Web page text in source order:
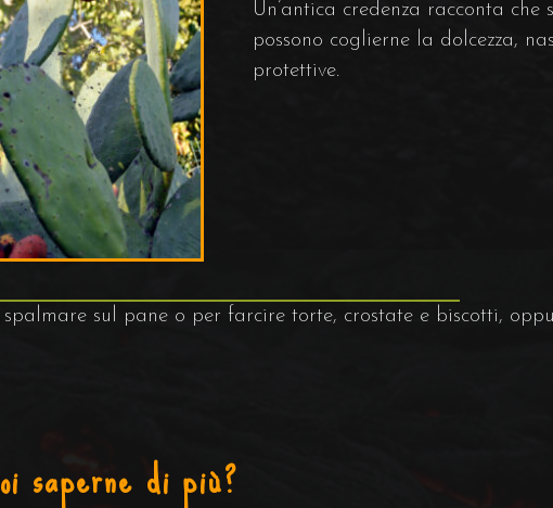
Un’antica credenza racconta che
possono coglierne la dolcezza,
protettive.
sul pane o per farcire torte, crostate e biscotti,
saperne di più?